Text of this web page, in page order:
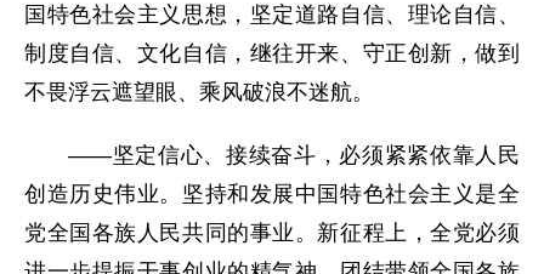
国特色社会主义思想，坚定道路自信、理论自信、
制度自信、文化自信，继往开来、守正创新，做到
不畏浮云遮望眼、乘风破浪不迷航。
——坚定信心、接续奋斗，必须紧紧依靠人民
创造历史伟业。坚持和发展中国特色社会主义是全
党全国各族人民共同的事业。新征程上，全党必须